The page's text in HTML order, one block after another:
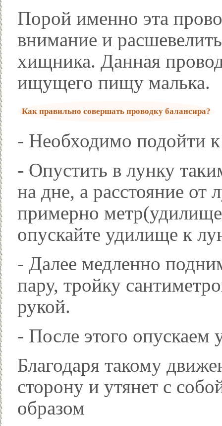
Порой именно эта
внимание и
хищника. Данная
ищущего пищу малька.
Как правильно совершать проводку балансира?
- Необходимо подойти
- Опустить в лунку
на дне, а расстояние от
примерно
опускайте удилище к
- Далее медленно
пару, тройку
рукой.
- После этого
Благодаря такому
сторону и утянет с
образом